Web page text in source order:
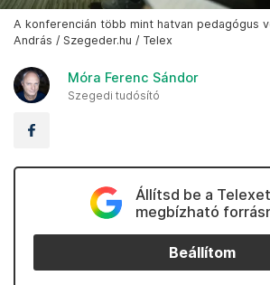
A konferencián több mint hatvan pedagógus
András / Szegeder.hu / Telex
Móra Ferenc Sándor
Szegedi tudósító
Állítsd be a Telexet
megbízható
Beállítom